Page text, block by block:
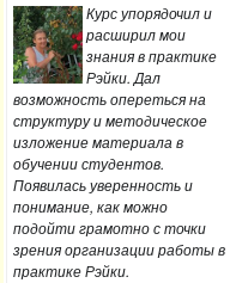
Курс упорядочил и
расширил мои
знания в практике
Рэйки. Дал
возможность опереться на
структуру и методическое
изложение материала в
обучении студентов.
Появилась уверенность и
понимание, как можно
подойти грамотно с точки
зрения организации работы в
практике Рэйки.